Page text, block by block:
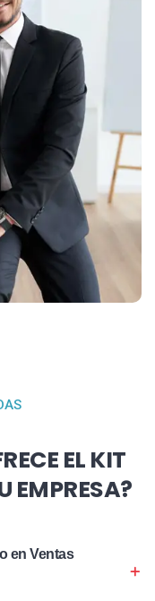
EL KIT
EMPRESA?
en Ventas